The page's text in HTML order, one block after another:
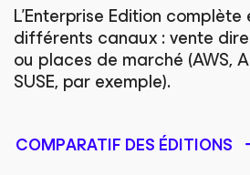
L’Enterprise Edition
différents canaux : vente
ou places de marché (AWS,
SUSE, par exemple).
COMPARATIF DES ÉDITIONS